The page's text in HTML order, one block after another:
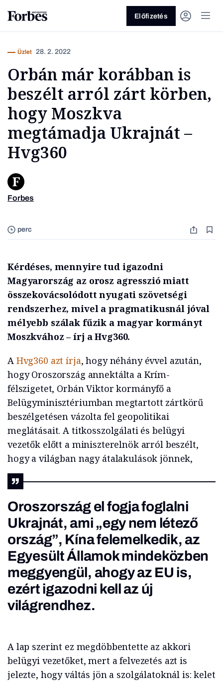
Vagy fedezze fel a következő
Előfizetés
perc
Üzlet 28. 2. 2022
Orbán már korábban is
beszélt arról zárt körben,
hogy Moszkva
megtámadja Ukrajnát –
Hvg360
Forbes
Kérdéses, mennyire tud igazodni
Magyarország az orosz agresszió miatt
összekovácsolódott nyugati szövetségi
rendszerhez, mivel a pragmatikusnál jóval
mélyebb szálak fűzik a magyar kormányt
Moszkvához – írj a Hvg360.
AHvg360 azt írja, hogy néhány évvel azután,
hogy Oroszország annektálta a Krím-
félszigetet, Orbán Viktor kormányfő a
Belügyminisztériumban megtartott zártkörű
beszélgetésen vázolta fel geopolitikai
meglátásait. A titkosszolgálati és belügyi
vezetők előtt a miniszterelnök arról beszélt,
hogy a világban nagy átalakulások jönnek,
Oroszország el fogja foglalni
Ukrajnát, ami „egy nem létező
ország”, Kína felemelkedik, az
Egyesült Államok mindeközben
meggyengül, ahogy az EU is,
ezért igazodni kell az új
világrendhez.
A lap szerint ez megdöbbentette az akkori
belügyi vezetőket, mert a felvezetés azt is
jelezte, hogy váltás jön a szolgálatoknál is: kelet